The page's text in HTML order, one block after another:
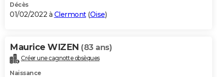
S'inscrire
Se connecter
Lycées
Collèges
Primaires
Universités
Entreprises
Service militaire
Avis de recherche
AVIS DE DÉCÈS
Bricolage
Lifestyle
Culture
Sport
Auto
Television
Voyage
Cinema
Décès
01/02/2022 à Clermont(Oise)
Maurice WIZEN (83 ans)
Créer une cagnotte obsèques
Naissance